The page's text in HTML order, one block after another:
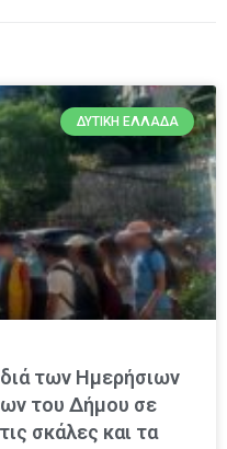
ΔΥΤΙΚΉ ΕΛΛΆΔΑ
των Ημερήσιων
του Δήμου σε
σκάλες και τα